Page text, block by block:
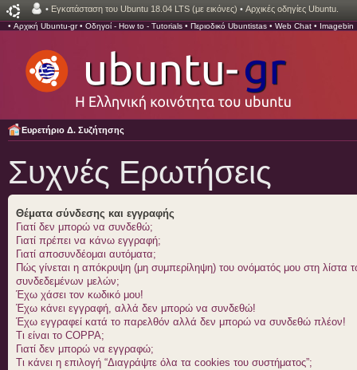
• Εγκατάσταση του Ubuntu 18.04 LTS (με εικόνες) • Αρχικές οδηγίες Ubuntu.
• Αρχική Ubuntu-gr• Οδηγοί - How to - Tutorials • Περιοδικό Ubuntistas • Web Chat • Imagebin
Ευρετήριο Δ. Συζήτησης
Συχνές Ερωτήσεις
Θέματα σύνδεσης και εγγραφής
Γιατί δεν μπορώ να συνδεθώ;
Γιατί πρέπει να κάνω εγγραφή;
Γιατί αποσυνδέομαι αυτόματα;
Πώς γίνεται η απόκρυψη (μη συμπερίληψη) του ονόματός μου στη λίστα
συνδεδεμένων μελών;
Έχω χάσει τον κωδικό μου!
Έχω κάνει εγγραφή, αλλά δεν μπορώ να συνδεθώ!
Έχω εγγραφεί κατά το παρελθόν αλλά δεν μπορώ να συνδεθώ πλέον!
Τι είναι το COPPA;
Γιατί δεν μπορώ να εγγραφώ;
Τι κάνει η επιλογή “Διαγράψτε όλα τα cookies του συστήματος”;